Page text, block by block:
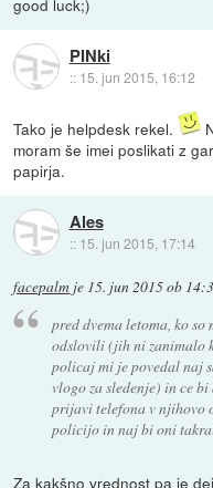
good luck;)
PINki
:: 15. jun 2015, 16:12
Tako je helpdesk rekel.
moram še imei poslikati z
papirja.
Ales
:: 15. jun 2015, 17:14
facepalm je 15. jun 2015 ob
pred dvema letoma, ko
odslovili (jih ni zanimalo
policaj mi je povedal naj
vlogo za sledenje) in ce
prijavi telefona v njihovo
policijo in naj bi oni
Za kakšno vrednost pa je